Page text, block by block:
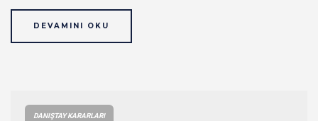
DEVAMINI OKU
DANIŞTAY KARARLARI